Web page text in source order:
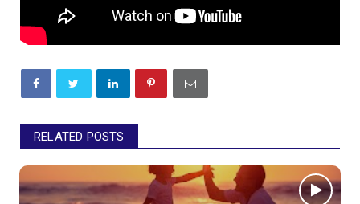
RELATED POSTS